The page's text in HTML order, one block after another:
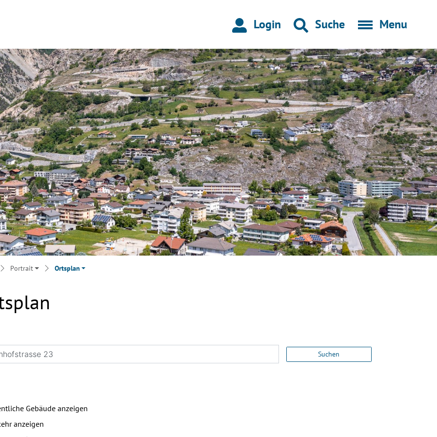
Login Suche Menu
Portrait Ortsplan
Suchen
Gebäude anzeigen
anzeigen